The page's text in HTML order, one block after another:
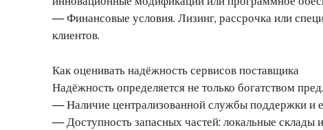
— Финансовые условия. Лизинг, рассрочка или
клиентов.
Как оценивать надёжность сервисов поставщика
Надёжность определяется не только богатством
— Наличие централизованной службы поддержки и
— Доступность запасных частей: локальные склады